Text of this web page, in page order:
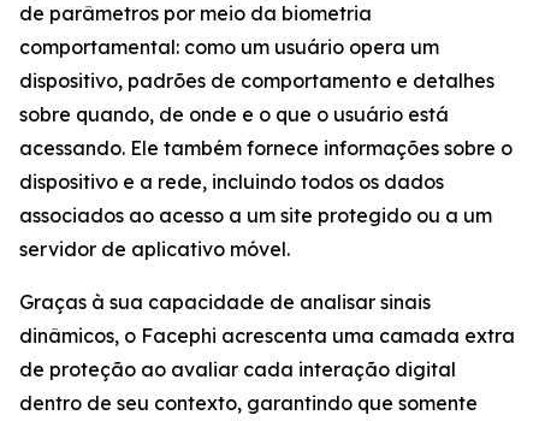
de parâmetros por meio da biometria
comportamental: como um usuário opera um
dispositivo, padrões de comportamento e detalhes
sobre quando, de onde e o que o usuário está
acessando. Ele também fornece informações sobre o
dispositivo e a rede, incluindo todos os dados
associados ao acesso a um site protegido ou a um
servidor de aplicativo móvel.
Graças à sua capacidade de analisar sinais
dinâmicos, o Facephi acrescenta uma camada extra
de proteção ao avaliar cada interação digital
dentro de seu contexto, garantindo que somente